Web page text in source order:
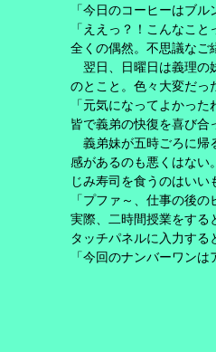
「今日のコーヒーはブル
「ええっ？！こんなこと
全くの偶然。不思議なご
翌日、日曜日は義理の
のとこと。色々大変だっ
「元気になってよかった
皆で義弟の快復を喜び合
義弟妹が五時ごろに帰
感があるのも悪くはない
じみ寿司を食うのはいい
「プファ～、仕事の後の
実際、二時間授業をする
タッチパネルに入力する
「今回のナンバーワンは